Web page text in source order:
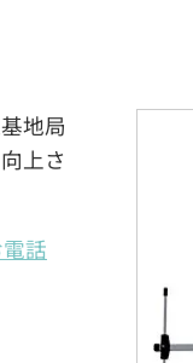
地局
上さ
話